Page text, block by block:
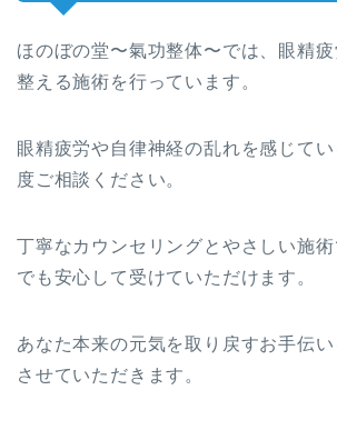
ほのぼの堂〜氣功整体〜では、眼精
整える施術を行っています。
眼精疲労や自律神経の乱れを感じて
度ご相談ください。
丁寧なカウンセリングとやさしい施
でも安心して受けていただけます。
あなた本来の元気を取り戻すお手伝
させていただきます。